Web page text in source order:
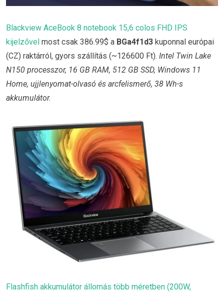
Blackview AceBook 8 notebook 15,6 colos FHD IPS
kijelzővel most csak 386.99$ a BGa4f1d3 kuponnal európai
(CZ) raktárról, gyors szállítás (~126600 Ft). Intel Twin Lake
N150 processzor, 16 GB RAM, 512 GB SSD, Windows 11
Home, ujjlenyomat-olvasó és arcfelismerő, 38 Wh-s
akkumulátor.
Flashfish akkumulátor állomás több méretben (200W,